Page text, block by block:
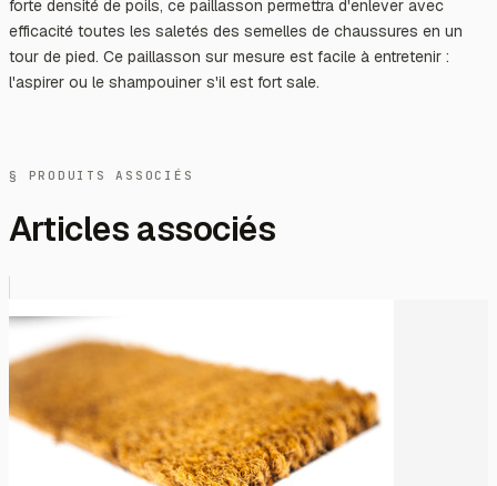
forte densité de poils, ce paillasson permettra d'enlever avec
efficacité toutes les saletés des semelles de chaussures en un
tour de pied. Ce paillasson sur mesure est facile à entretenir :
l'aspirer ou le shampouiner s'il est fort sale.
§ PRODUITS ASSOCIÉS
Articles associés